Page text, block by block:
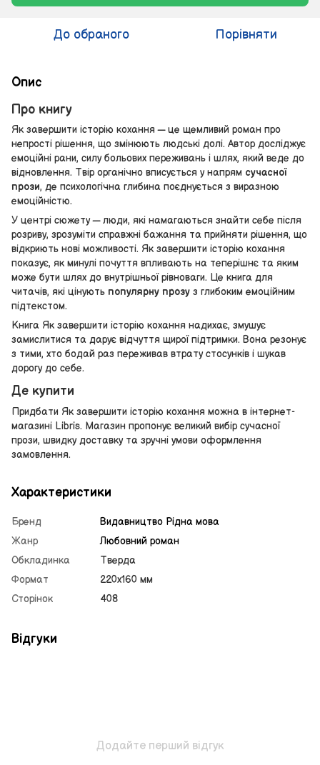
До обраного Порівняти
Опис
Про книгу
Як завершити історію кохання — це щемливий роман про
непрості рішення, що змінюють людські долі. Автор досліджує
емоційні рани, силу больових переживань і шлях, який веде до
відновлення. Твір органічно вписується у напрям сучасної
прози, де психологічна глибина поєднується з виразною
емоційністю.
У центрі сюжету — люди, які намагаються знайти себе після
розриву, зрозуміти справжні бажання та прийняти рішення, що
відкриють нові можливості. Як завершити історію кохання
показує, як минулі почуття впливають на теперішнє та яким
може бути шлях до внутрішньої рівноваги. Це книга для
читачів, які цінують популярну прозу з глибоким емоційним
підтекстом.
Книга Як завершити історію кохання надихає, змушує
замислитися та дарує відчуття щирої підтримки. Вона резонує
з тими, хто бодай раз переживав втрату стосунків і шукав
дорогу до себе.
Де купити
Придбати Як завершити історію кохання можна в інтернет-
магазині Libris. Магазин пропонує великий вибір сучасної
прози, швидку доставку та зручні умови оформлення
замовлення.
Характеристики
Бренд
Видавництво Рiдна мова
Жанр
Любовний роман
Обкладинка
Тверда
Формат
220х160 мм
Сторінок
408
Відгуки
Додайте перший відгук